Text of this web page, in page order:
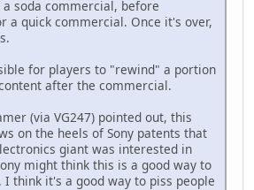
soda commercial, before
a quick commercial. Once it's over,
for players to "rewind" a portion
after the commercial.
(via VG247) pointed out, this
on the heels of Sony patents that
giant was interested in
might think this is a good way to
I think it's a good way to piss people